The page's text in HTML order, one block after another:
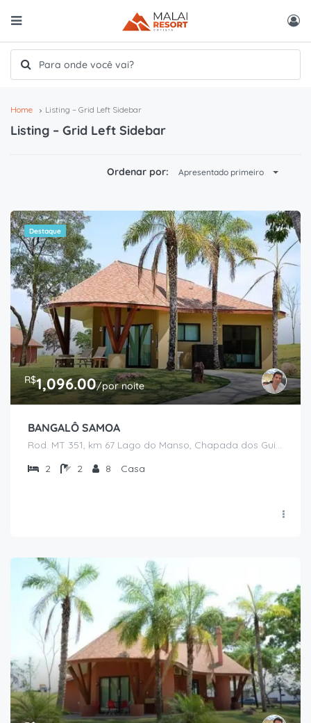
Home Listing – Grid Left Sidebar
Listing – Grid Left Sidebar
Ordenar por: Apresentado primeiro
Destaque
R$1,096.00/por noite
BANGALÔ SAMOA
Rod. MT 351, km 67 Lago do Manso, Chapada dos Guimarães - MT
2
2 8 Casa